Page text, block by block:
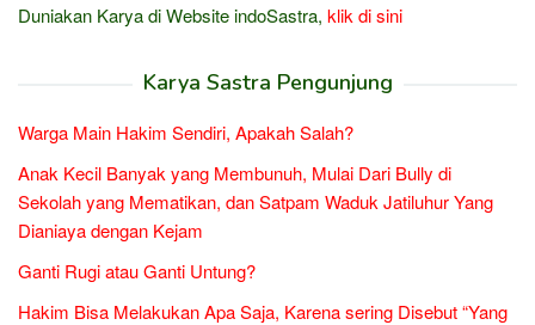
Duniakan Karya di Website indoSastra, klik di sini
Karya Sastra Pengunjung
Warga Main Hakim Sendiri, Apakah Salah?
Anak Kecil Banyak yang Membunuh, Mulai Dari Bully di
Sekolah yang Mematikan, dan Satpam Waduk Jatiluhur Yang
Dianiaya dengan Kejam
Ganti Rugi atau Ganti Untung?
Hakim Bisa Melakukan Apa Saja, Karena sering Disebut “Yang